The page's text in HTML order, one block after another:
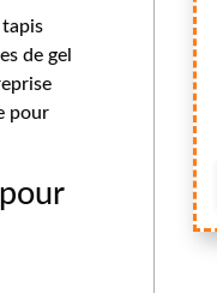
de gel
pour